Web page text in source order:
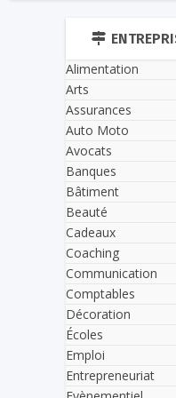
Alimentation
Arts
Assurances
Auto Moto
Avocats
Banques
Bâtiment
Beauté
Cadeaux
Coaching
Communication
Comptables
Décoration
Écoles
Emploi
Entrepreneuriat